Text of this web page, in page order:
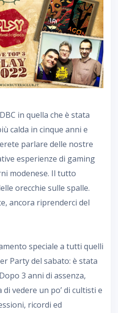
in quella che è stata
calda in cinque anni e
parlare delle nostre
esperienze di gaming
modenese. Il tutto
orecchie sulle spalle.
ancora riprenderci del
speciale a tutti quelli
Party del sabato: è stata
3 anni di assenza,
vedere un po’ di cultisti e
ricordi ed